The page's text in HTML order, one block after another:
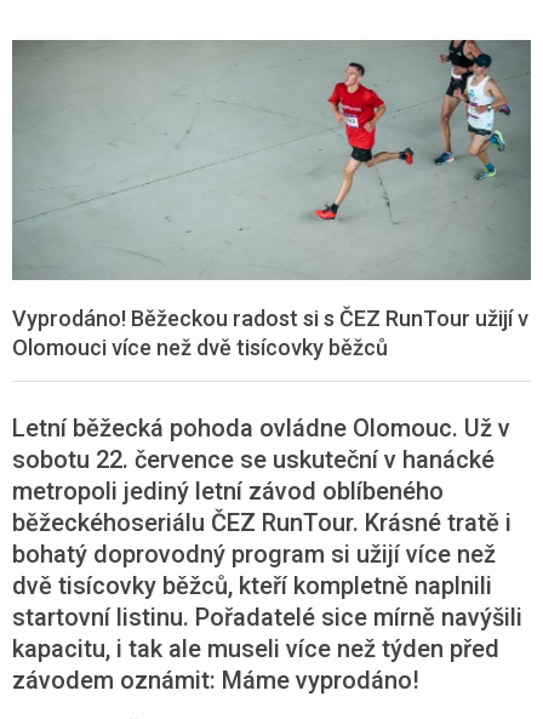
Vyprodáno! Běžeckou radost si s ČEZ RunTour užijí v
Olomouci více než dvě tisícovky běžců
Letní běžecká pohoda ovládne Olomouc. Už v
sobotu 22. července se uskuteční v hanácké
metropoli jediný letní závod oblíbeného
běžeckéhoseriálu ČEZ RunTour. Krásné tratě i
bohatý doprovodný program si užijí více než
dvě tisícovky běžců, kteří kompletně naplnili
startovní listinu. Pořadatelé sice mírně navýšili
kapacitu, i tak ale museli více než týden před
závodem oznámit: Máme vyprodáno!